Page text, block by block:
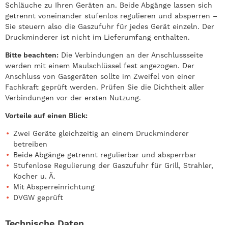
Schläuche zu Ihren Geräten an. Beide Abgänge lassen sich
getrennt voneinander stufenlos regulieren und absperren –
Sie steuern also die Gaszufuhr für jedes Gerät einzeln. Der
Druckminderer ist nicht im Lieferumfang enthalten.
Bitte beachten: Die Verbindungen an der Anschlussseite
werden mit einem Maulschlüssel fest angezogen. Der
Anschluss von Gasgeräten sollte im Zweifel von einer
Fachkraft geprüft werden. Prüfen Sie die Dichtheit aller
Verbindungen vor der ersten Nutzung.
Vorteile auf einen Blick:
Zwei Geräte gleichzeitig an einem Druckminderer
betreiben
Beide Abgänge getrennt regulierbar und absperrbar
Stufenlose Regulierung der Gaszufuhr für Grill, Strahler,
Kocher u. Ä.
Mit Absperreinrichtung
DVGW geprüft